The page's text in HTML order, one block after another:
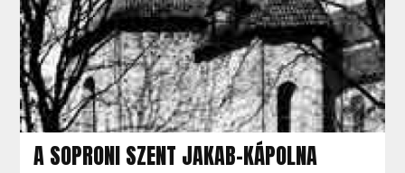
A SOPRONI SZENT JAKAB-KÁPOLNA